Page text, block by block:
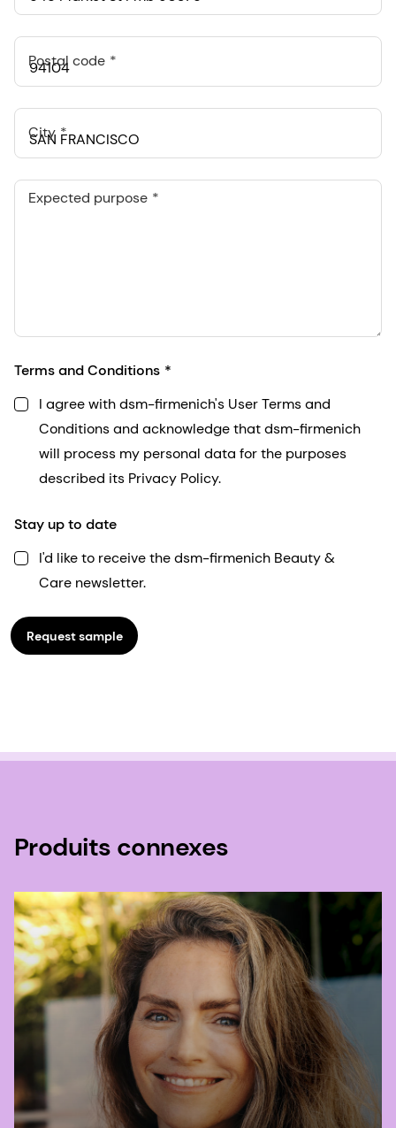
Postal code
City
Expected purpose
Terms and Conditions
I agree with dsm-firmenich's User Terms and
Conditions and acknowledge that dsm-firmenich
will process my personal data for the purposes
described its Privacy Policy.
Stay up to date
I'd like to receive the dsm-firmenich Beauty &
Care newsletter.
Request sample
Produits connexes